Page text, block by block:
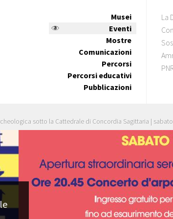
Musei
Eventi
Mostre
Comunicazioni
Percorsi
Percorsi educativi
Pubblicazioni
La
sotto la Cattedrale di Concordia Sagittaria |